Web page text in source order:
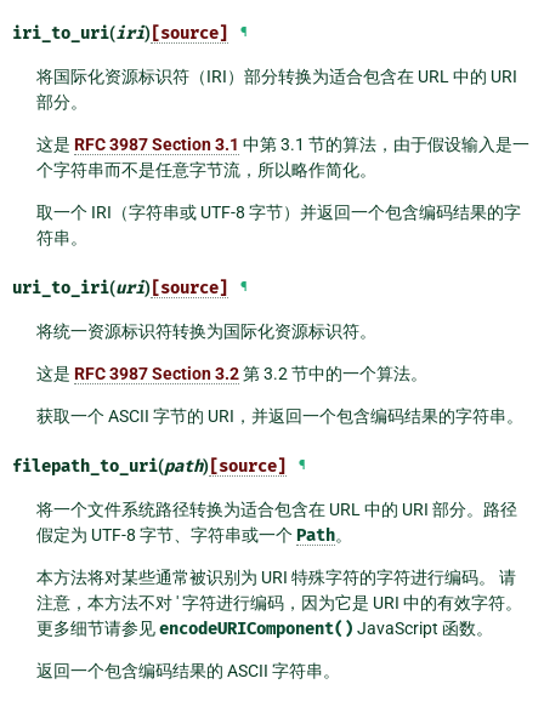
iri_to_uri(iri) [source] ¶
将国际化资源标识符（IRI）部分转换为适合包含在 URL 中的 URI
部分。
这是 RFC 3987 Section 3.1 中第 3.1 节的算法，由于假设输入是一
个字符串而不是任意字节流，所以略作简化。
取一个 IRI（字符串或 UTF-8 字节）并返回一个包含编码结果的字
符串。
uri_to_iri(uri) [source] ¶
将统一资源标识符转换为国际化资源标识符。
这是 RFC 3987 Section 3.2第 3.2 节中的一个算法。
获取一个 ASCII 字节的 URI，并返回一个包含编码结果的字符串。
filepath_to_uri(path) [source] ¶
将一个文件系统路径转换为适合包含在 URL 中的 URI 部分。路径
假定为 UTF-8 字节、字符串或一个Path。
本方法将对某些通常被识别为 URI 特殊字符的字符进行编码。 请
注意，本方法不对 ' 字符进行编码，因为它是 URI 中的有效字符。
更多细节请参见encodeURIComponent() JavaScript 函数。
返回一个包含编码结果的 ASCII 字符串。